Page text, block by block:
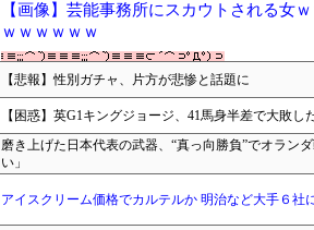
【画像】芸能事務所にスカウトされる女
ｗｗｗｗｗｗ
【悲報】性別ガチャ、片方が悲惨と話題に
【困惑】英G1キングジョージ、41馬身半差で大敗
磨き上げた日本代表の武器、“真っ向勝負”でオラン
い」
アイスクリーム価格でカルテルか 明治など大手６